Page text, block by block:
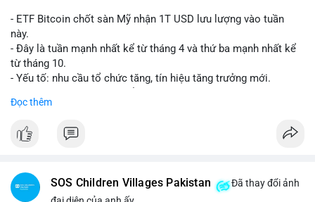
- ETF Bitcoin chốt sàn Mỹ nhận 1T USD lưu lượng vào tuần
này.
- Đây là tuần mạnh nhất kể từ tháng 4 và thứ ba mạnh nhất kể
từ tháng 10.
- Yếu tố: nhu cầu tổ chức tăng, tín hiệu tăng trưởng mới.
dẫn.
#binancesquare
#vlikevn #titanbot
Đọc thêm
SOS Children Villages Pakistan
Đã thay đổi ảnh